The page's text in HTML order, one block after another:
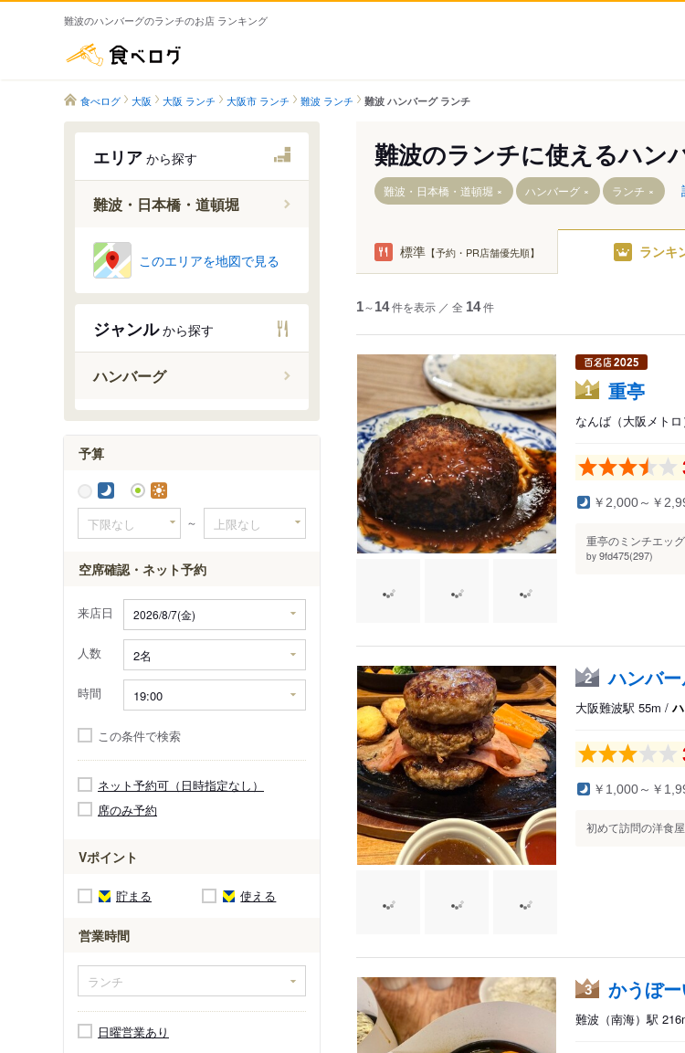
難波のハンバーグのランチのお店 ランキング
食べログ 大阪 大阪 ランチ 大阪市 ランチ 難波 ランチ 難波 ハンバーグ ランチ
エリア から探す
難波・日本橋・道頓堀
ＪＲ難波駅
日本橋駅
大阪難波駅
近鉄日本橋駅
難波駅（南海）
このエリアを地図で見る
ジャンルから探す
ハンバーグ
予算
～
空席確認・ネット予約
来店日
人数
時間
この条件で検索
ネット予約可（日時指定なし）
席のみ予約
Vポイント
貯まる 使える
営業時間
日曜営業あり
難波のランチに使えるハン
難波・日本橋・道頓堀 ハンバーグ ランチ
標準【予約・PR店舗優先順】 ランキ
1～14件を表示 ／ 全 14件
1 重亭
なんば（大阪メトロ
￥2,000～￥
重亭のミンチエッ
by 9fd475(297)
2 ハンバ
大阪難波駅 55m /
￥1,000～￥
初めて訪問の洋食
3 かうぼ
難波（南海）駅